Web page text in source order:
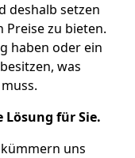
deshalb setzen
Preise zu bieten.
haben oder ein
was
für Sie.
uns